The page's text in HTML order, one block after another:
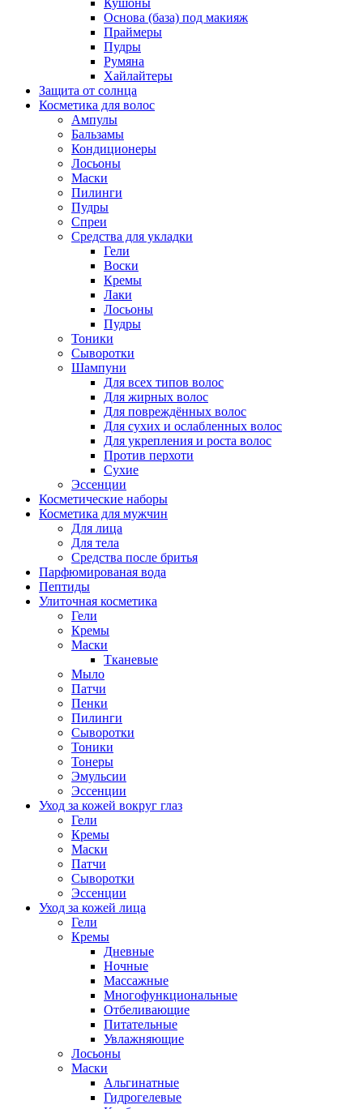
Кушоны
Основа (база) под макияж
Праймеры
Пудры
Румяна
Хайлайтеры
Защита от солнца
Косметика для волос
Ампулы
Бальзамы
Кондиционеры
Лосьоны
Маски
Пилинги
Пудры
Спреи
Средства для укладки
Гели
Воски
Кремы
Лаки
Лосьоны
Пудры
Тоники
Сыворотки
Шампуни
Для всех типов волос
Для жирных волос
Для повреждённых волос
Для сухих и ослабленных волос
Для укрепления и роста волос
Против перхоти
Сухие
Эссенции
Косметические наборы
Косметика для мужчин
Для лица
Для тела
Средства после бритья
Парфюмированая вода
Пептиды
Улиточная косметика
Гели
Кремы
Маски
Тканевые
Мыло
Патчи
Пенки
Пилинги
Сыворотки
Тоники
Тонеры
Эмульсии
Эссенции
Уход за кожей вокруг глаз
Гели
Кремы
Маски
Патчи
Сыворотки
Эссенции
Уход за кожей лица
Гели
Кремы
Дневные
Ночные
Массажные
Многофункциональные
Отбеливающие
Питательные
Увлажняющие
Лосьоны
Маски
Альгинатные
Гидрогелевые